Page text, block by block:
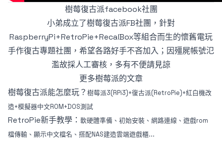
樹莓復古派facebook社團
小弟成立了樹莓復古派FB社團，針對
RaspberryPi+RetroPie+RecalBox等組合而生的懷舊電玩
手作復古專題社團，希望各路好手不吝加入；因殭屍帳號氾
濫故採人工審核，多有不便請見諒
更多樹莓派的文章
樹莓復古派能怎麼玩？ 樹莓派3(RPi3)+復古派(RetroPie)+紅白機改
造+模擬器中文ROM+DOS測試
RetroPie新手教學： 軟硬體準備、初始安裝、網路連線、遊戲rom
檔傳輸、顯示中文檔名、搭配NAS建造雲端遊戲櫃...